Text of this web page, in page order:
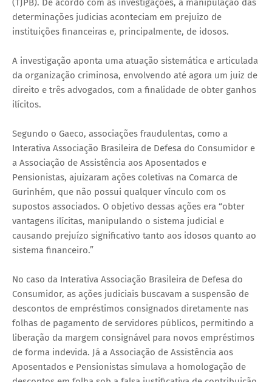
(TJPB). De acordo com as investigações, a manipulação das
determinações judicias aconteciam em prejuízo de
instituições financeiras e, principalmente, de idosos.
A investigação aponta uma atuação sistemática e articulada
da organização criminosa, envolvendo até agora um juiz de
direito e três advogados, com a finalidade de obter ganhos
ilícitos.
Segundo o Gaeco, associações fraudulentas, como a
Interativa Associação Brasileira de Defesa do Consumidor e
a Associação de Assistência aos Aposentados e
Pensionistas, ajuizaram ações coletivas na Comarca de
Gurinhém, que não possui qualquer vínculo com os
supostos associados. O objetivo dessas ações era “obter
vantagens ilícitas, manipulando o sistema judicial e
causando prejuízo significativo tanto aos idosos quanto ao
sistema financeiro.”
No caso da Interativa Associação Brasileira de Defesa do
Consumidor, as ações judiciais buscavam a suspensão de
descontos de empréstimos consignados diretamente nas
folhas de pagamento de servidores públicos, permitindo a
liberação da margem consignável para novos empréstimos
de forma indevida. Já a Associação de Assistência aos
Aposentados e Pensionistas simulava a homologação de